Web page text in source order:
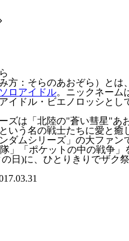
み方：そらのあおぞら）とは
ソロアイドル。ニックネーム
イドル・ ビエノロッシとし
ズは「 北陸の"蒼い彗星"あ
いう名の戦士たちに愛と癒
ダムシリーズ」の大ファン
隊」「ポケットの中の戦争
日)に、ひとりきりでザク